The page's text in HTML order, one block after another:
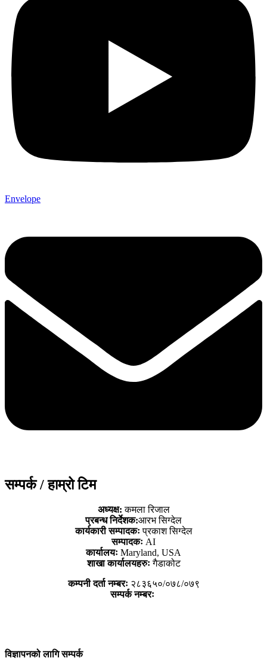
Envelope
सम्पर्क / हाम्रो टिम
अध्यक्ष:कमला रिजाल
प्रबन्ध निर्देशक:आरभ सिग्देल
कार्यकारी सम्पादकःप्रकाश सिग्देल
सम्पादकः AI
कार्यालयः Maryland, USA
शाखा कार्यालयहरुःगैडाकोट
कम्पनी दर्ता नम्बरः२८३६५०/०७८/०७९
सम्पर्क नम्बरः
विज्ञापनको लागि सम्पर्क